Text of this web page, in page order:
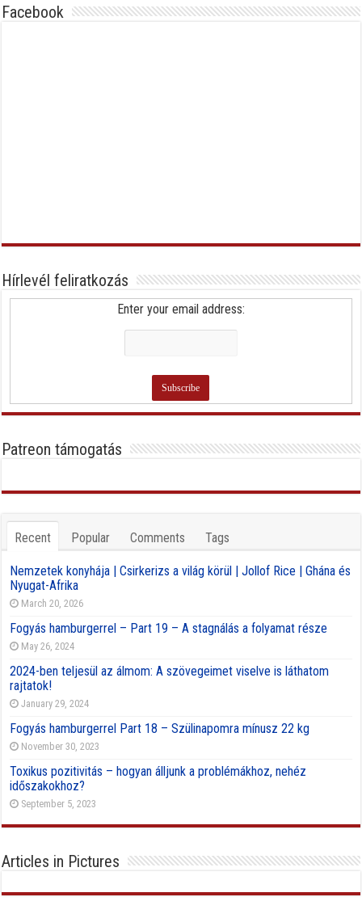
Facebook
Hírlevél feliratkozás
Enter your email address:
Patreon támogatás
Recent Popular Comments Tags
Nemzetek konyhája | Csirkerizs a világ körül | Jollof Rice | Ghána és
Nyugat-Afrika
March 20, 2026
Fogyás hamburgerrel – Part 19 – A stagnálás a folyamat része
May 26, 2024
2024-ben teljesül az álmom: A szövegeimet viselve is láthatom
rajtatok!
January 29, 2024
Fogyás hamburgerrel Part 18 – Szülinapomra mínusz 22 kg
November 30, 2023
Toxikus pozitivitás – hogyan álljunk a problémákhoz, nehéz
időszakokhoz?
September 5, 2023
Articles in Pictures